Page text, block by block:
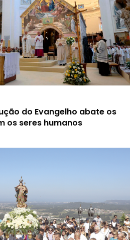
do Evangelho abate os
os seres humanos